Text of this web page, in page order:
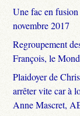
Une fac en
novembre 2017
Regroupement
François, le
Plaidoyer de
arrêter vite car à
Anne Mascret,